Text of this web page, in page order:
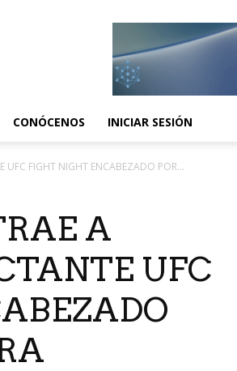
CONÓCENOS INICIAR SESIÓN
UFC FIGHT NIGHT ENCABEZADO POR...
A
UFC